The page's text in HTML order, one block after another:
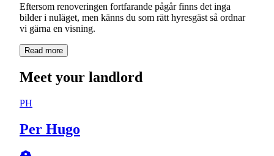
Eftersom renoveringen fortfarande pågår finns det inga
bilder i nuläget, men känns du som rätt hyresgäst så ordnar
vi gärna en visning.
Read more
Meet your landlord
PH
Per Hugo